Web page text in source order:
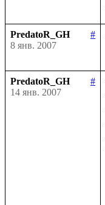
PredatoR_GH
#
8 янв. 2007
PredatoR_GH
#
14 янв. 2007